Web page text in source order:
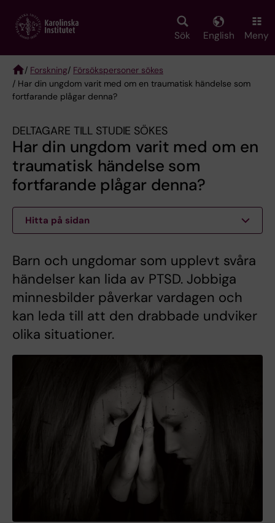
main
Sök English Meny
Breadcrumb
/ Forskning/ Försökspersoner sökes
/ Har din ungdom varit med om en traumatisk händelse som
fortfarande plågar denna?
DELTAGARE TILL STUDIE SÖKES
Har din ungdom varit med om en
traumatisk händelse som
fortfarande plågar denna?
Hitta på sidan
Barn och ungdomar som upplevt svåra
händelser kan lida av PTSD. Jobbiga
minnesbilder påverkar vardagen och
kan leda till att den drabbade undviker
olika situationer.